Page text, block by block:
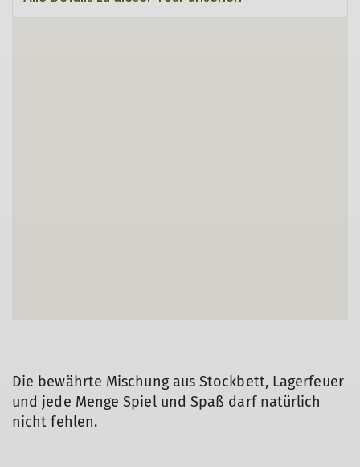
Die bewährte Mischung aus Stockbett, Lagerfeuer
und jede Menge Spiel und Spaß darf natürlich
nicht fehlen.